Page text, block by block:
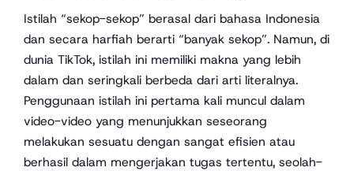
Istilah “sekop-sekop” berasal dari bahasa Indonesia
dan secara harfiah berarti “banyak sekop”. Namun, di
dunia TikTok, istilah ini memiliki makna yang lebih
dalam dan seringkali berbeda dari arti literalnya.
Penggunaan istilah ini pertama kali muncul dalam
video-video yang menunjukkan seseorang
melakukan sesuatu dengan sangat efisien atau
berhasil dalam mengerjakan tugas tertentu, seolah-